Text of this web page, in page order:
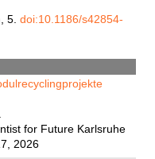
5. doi:10.1186/s42854-
for Future Karlsruhe
2026